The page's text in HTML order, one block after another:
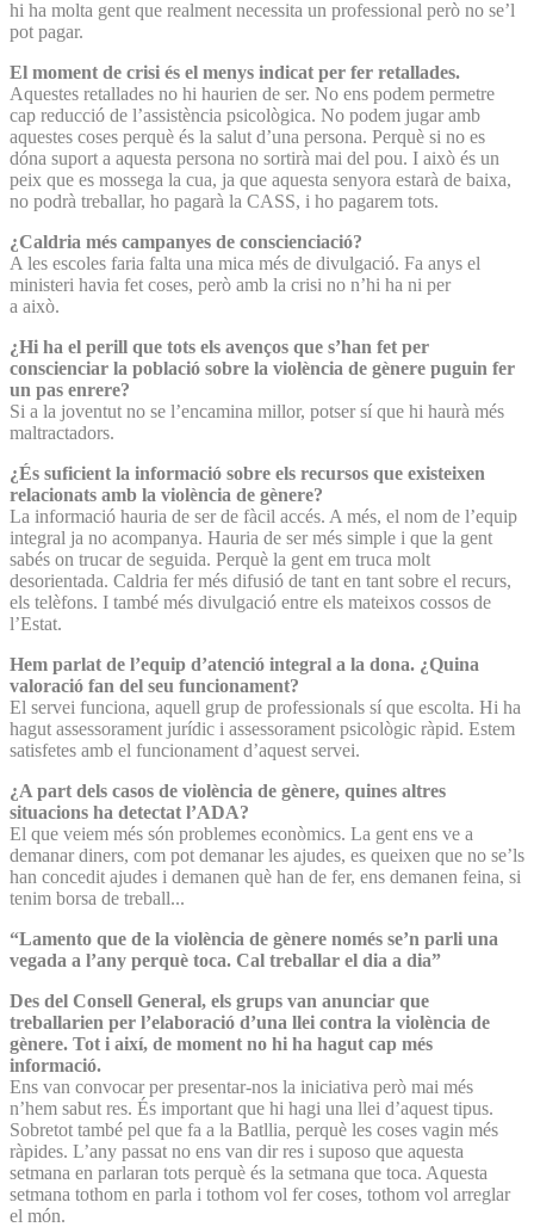
hi ha molta gent que realment necessita un professional però no se’l
pot pagar.
El moment de crisi és el menys indicat per fer retallades.
Aquestes retallades no hi haurien de ser. No ens podem permetre
cap reducció de l’assistència psicològica. No podem jugar amb
aquestes coses perquè és la salut d’una persona. Perquè si no es
dóna suport a aquesta persona no sortirà mai del pou. I això és un
peix que es mossega la cua, ja que aquesta senyora estarà de baixa,
no podrà treballar, ho pagarà la CASS, i ho pagarem tots.
¿Caldria més campanyes de conscienciació?
A les escoles faria falta una mica més de divulgació. Fa anys el
ministeri havia fet coses, però amb la crisi no n’hi ha ni per
a això.
¿Hi ha el perill que tots els avenços que s’han fet per
conscienciar la població sobre la violència de gènere puguin fer
un pas enrere?
Si a la joventut no se l’encamina millor, potser sí que hi haurà més
maltractadors.
¿És suficient la informació sobre els recursos que existeixen
relacionats amb la violència de gènere?
La informació hauria de ser de fàcil accés. A més, el nom de l’equip
integral ja no acompanya. Hauria de ser més simple i que la gent
sabés on trucar de seguida. Perquè la gent em truca molt
desorientada. Caldria fer més difusió de tant en tant sobre el recurs,
els telèfons. I també més divulgació entre els mateixos cossos de
l’Estat.
Hem parlat de l’equip d’a­tenció integral a la dona. ¿Quina
valoració fan del seu funcionament?
El servei funciona, aquell grup de professionals sí que escolta. Hi ha
hagut assessorament jurídic i assessorament psicològic ràpid. Estem
satisfetes amb el funcionament d’aquest servei.
¿A part dels casos de violència de gènere, quines altres
situacions ha detectat l’ADA?
El que veiem més són problemes econòmics. La gent ens ve a
demanar diners, com pot demanar les ajudes, es queixen que no se’ls
han concedit ajudes i demanen què han de fer, ens demanen feina, si
tenim borsa de treball...
“Lamento que de la violència de gènere només se’n parli una
vegada a l’any perquè toca. Cal treballar el dia a dia”
Des del Consell General, els grups van anunciar que
treballarien per l’elaboració d’una llei contra la violència de
gènere. Tot i així, de moment no hi ha hagut cap més
informació.
Ens van convocar per presentar-nos la iniciativa però mai més
n’hem sabut res. És important que hi hagi una llei d’aquest tipus.
Sobretot també pel que fa a la Batllia, perquè les coses vagin més
ràpides. L’any passat no ens van dir res i suposo que aquesta
setmana en parlaran tots perquè és la setmana que toca. Aquesta
setmana tothom en parla i tothom vol fer coses, tothom vol arreglar
el món.